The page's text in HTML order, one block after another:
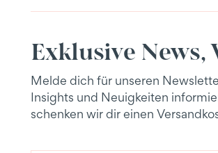
Exklusive News,
Melde dich für unseren
Insights und Neuigkeiten
schenken wir dir einen